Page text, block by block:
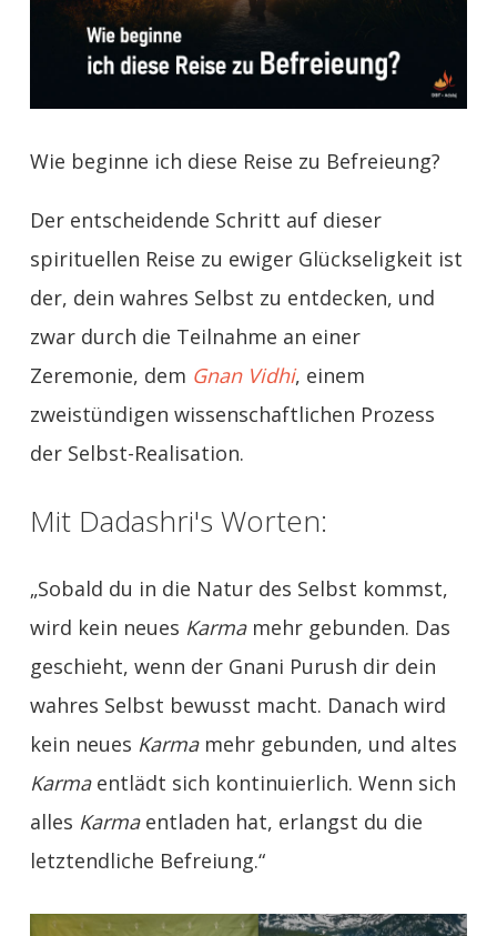
Wie beginne ich diese Reise zu Befreieung?
Der entscheidende Schritt auf dieser
spirituellen Reise zu ewiger Glückseligkeit ist
der, dein wahres Selbst zu entdecken, und
zwar durch die Teilnahme an einer
Zeremonie, dem Gnan Vidhi, einem
zweistündigen wissenschaftlichen Prozess
der Selbst-Realisation.
Mit Dadashri's Worten:
„Sobald du in die Natur des Selbst kommst,
wird kein neues Karmamehr gebunden. Das
geschieht, wenn der Gnani Purush dir dein
wahres Selbst bewusst macht. Danach wird
kein neues Karmamehr gebunden, und altes
Karmaentlädt sich kontinuierlich. Wenn sich
alles Karmaentladen hat, erlangst du die
letztendliche Befreiung.“